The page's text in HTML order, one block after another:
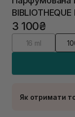
3 100₴
16 ml
Як отримати